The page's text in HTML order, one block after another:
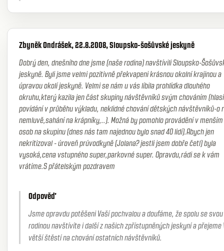
Zbyněk Ondrášek, 22.8.2008, Sloupsko-šošůvské jeskyně
Dobrý den, dnešního dne jsme (naše rodina) navštívili Sloupsko-
jeskyně. Byli jsme velmi pozitivně překvapeni krásnou okolní krajinou a
úpravou okolí jeskyně. Velmi se nám u vás líbila prohlídka dlouhého
okruhu,který kazila jen část skupiny návštěvníků svým chováním
povídání v průběhu výkladu, neklidné chování dětských návštěvníků-o
nemluvě,sahání na krápníky,..). Možná by pomohlo provádění v
osob na skupinu (dnes nás tam najednou bylo snad 40 lidí).Abych jen
nekritizoval - úroveň prúvodkyně (Jolana? jestli jsem dobře četl) byla
vysoká,cena vstupného super,parkovné super. Opravdu,rádi se k vám
vrátíme.S přátelským pozdravem
Odpověď
Jsme opravdu potěšeni Vaší pochvalou a doufáme, že spolu se svou
rodinou navštívíte i další z našich zpřístupněných jeskyní a přejeme
větší štěstí na chování ostatních návštěvníků.